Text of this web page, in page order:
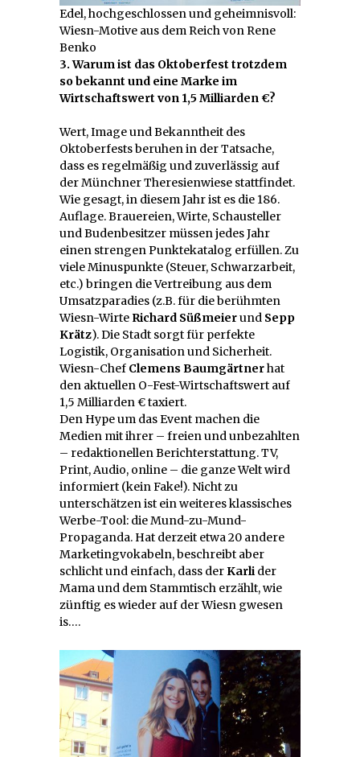
Edel, hochgeschlossen und geheimnisvoll:
Wiesn-Motive aus dem Reich von Rene
Benko
3. Warum ist das Oktoberfest trotzdem
so bekannt und eine Marke im
Wirtschaftswert von 1,5 Milliarden €?
Wert, Image und Bekanntheit des
Oktoberfests beruhen in der Tatsache,
dass es regelmäßig und zuverlässig auf
der Münchner Theresienwiese stattfindet.
Wie gesagt, in diesem Jahr ist es die 186.
Auflage. Brauereien, Wirte, Schausteller
und Budenbesitzer müssen jedes Jahr
einen strengen Punktekatalog erfüllen. Zu
viele Minuspunkte (Steuer, Schwarzarbeit,
etc.) bringen die Vertreibung aus dem
Umsatzparadies (z.B. für die berühmten
Wiesn-Wirte Richard Süßmeierund Sepp
Krätz). Die Stadt sorgt für perfekte
Logistik, Organisation und Sicherheit.
Wiesn-Chef Clemens Baumgärtnerhat
den aktuellen O-Fest-Wirtschaftswert auf
1,5 Milliarden € taxiert.
Den Hype um das Event machen die
Medien mit ihrer – freien und unbezahlten
– redaktionellen Berichterstattung. TV,
Print, Audio, online – die ganze Welt wird
informiert (kein Fake!). Nicht zu
unterschätzen ist ein weiteres klassisches
Werbe-Tool: die Mund-zu-Mund-
Propaganda. Hat derzeit etwa 20 andere
Marketingvokabeln, beschreibt aber
schlicht und einfach, dass derKarli der
Mama und dem Stammtisch erzählt, wie
zünftig es wieder auf der Wiesn gwesen
is….